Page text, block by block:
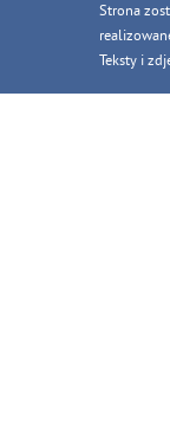
Strona
Teksty i